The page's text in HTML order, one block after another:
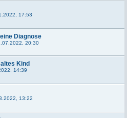
17:53
Diagnose
20:30
Kind
14:39
13:22